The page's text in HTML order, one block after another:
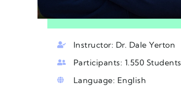
Instructor: Dr. Dale Yerton
Participants: 1.550 Students
Language: English